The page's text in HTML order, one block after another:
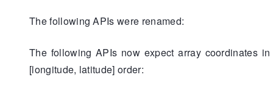
The following APIs were renamed:
The following APIs now expect array coordinates in
[longitude, latitude] order: